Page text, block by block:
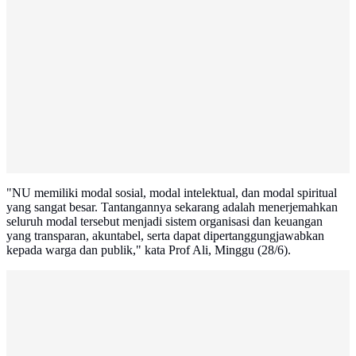
"NU memiliki modal sosial, modal intelektual, dan modal spiritual
yang sangat besar. Tantangannya sekarang adalah menerjemahkan
seluruh modal tersebut menjadi sistem organisasi dan keuangan
yang transparan, akuntabel, serta dapat dipertanggungjawabkan
kepada warga dan publik," kata Prof Ali, Minggu (28/6).